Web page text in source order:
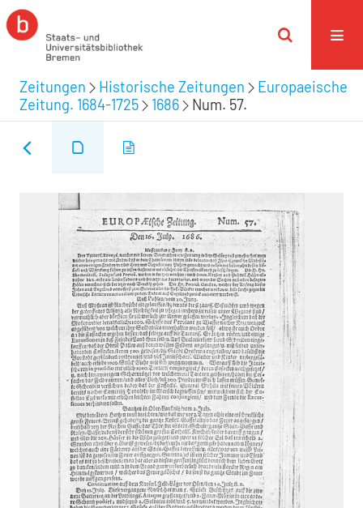
Zeitungen Historische Zeitungen
Europaeische
Zeitung. 1684-1725
1686 Num. 57.